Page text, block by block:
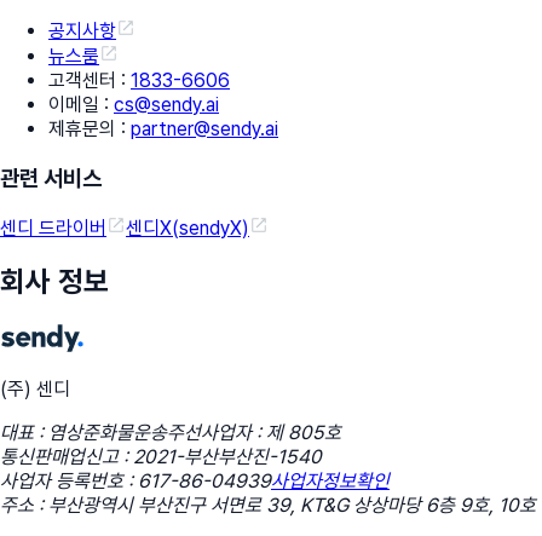
공지사항
뉴스룸
고객센터 : 1833-6606
이메일 : cs@sendy.ai
제휴문의 : partner@sendy.ai
관련 서비스
센디 드라이버 센디X(sendyX)
회사 정보
(주) 센디
대표 : 염상준화물운송주선사업자 : 제 805호
통신판매업신고 : 2021-부산부산진-1540
사업자 등록번호 : 617-86-04939사업자정보확인
주소 : 부산광역시 부산진구 서면로 39, KT&G 상상마당 6층 9호, 10호